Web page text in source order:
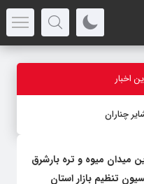
اخبار
میدان میوه و تره بارشرق
تنظیم بازار استان